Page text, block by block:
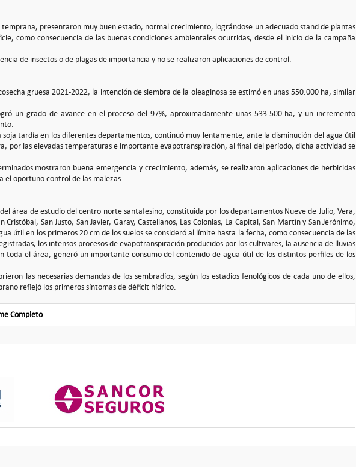
temprana, presentaron muy buen estado, normal crecimiento, lográndose un adecuado stand de plantas
como consecuencia de las buenas condiciones ambientales ocurridas, desde el inicio de la campaña
de insectos o de plagas de importancia y no se realizaron aplicaciones de control.
gruesa 2021-2022, la intención de siembra de la oleaginosa se estimó en unas 550.000 ha, similar
un grado de avance en el proceso del 97%, aproximadamente unas 533.500 ha, y un incremento
soja tardía en los diferentes departamentos, continuó muy lentamente, ante la disminución del agua útil
por las elevadas temperaturas e importante evapotranspiración, al final del período, dicha actividad se
mostraron buena emergencia y crecimiento, además, se realizaron aplicaciones de herbicidas
el oportuno control de las malezas.
área de estudio del centro norte santafesino, constituida por los departamentos Nueve de Julio, Vera,
Cristóbal, San Justo, San Javier, Garay, Castellanos, Las Colonias, La Capital, San Martín y San Jerónimo,
útil en los primeros 20 cm de los suelos se consideró al límite hasta la fecha, como consecuencia de las
los intensos procesos de evapotranspiración producidos por los cultivares, la ausencia de lluvias
toda el área, generó un importante consumo del contenido de agua útil de los distintos perfiles de los
las necesarias demandas de los sembradíos, según los estadios fenológicos de cada uno de ellos,
reflejó los primeros síntomas de déficit hídrico.
Completo